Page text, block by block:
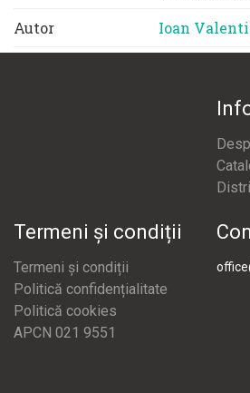
Autor
Ioan
Termeni și condiții
Termeni și condiții
Politică confidențialitate
Politică cookies
APCN 021 9551